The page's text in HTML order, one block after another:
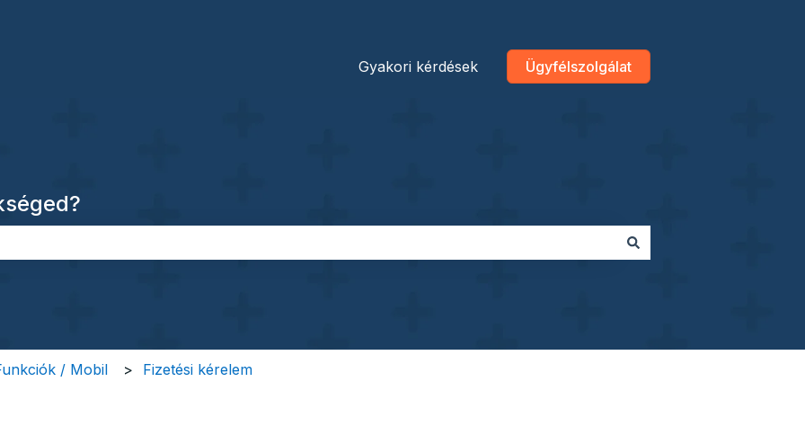
Gyakori kérdések Ügyfélszolgálat
/ Mobil Fizetési kérelem